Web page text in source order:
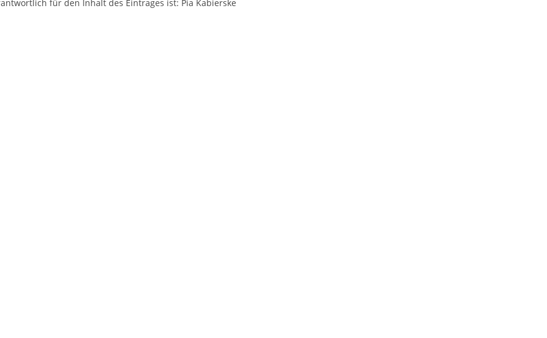
für den Inhalt des Eintrages ist: Pia Kabierske